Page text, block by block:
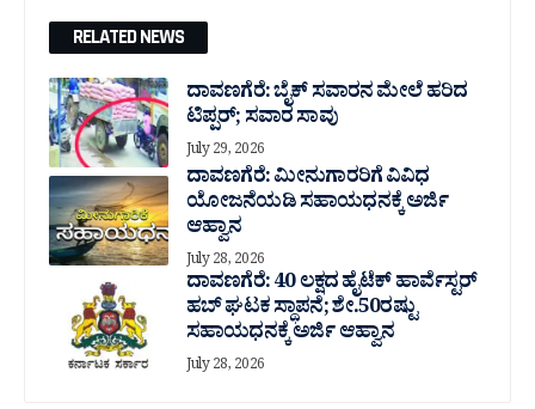
RELATED NEWS
ದಾವಣಗೆರೆ: ಬೈಕ್ ಸವಾರನ ಮೇಲೆ ಹರಿದ
ಟಿಪ್ಪರ್; ಸವಾರ ಸಾವು
July 29, 2026
ದಾವಣಗೆರೆ: ಮೀನುಗಾರರಿಗೆ ವಿವಿಧ
ಯೋಜನೆಯಡಿ ಸಹಾಯಧನಕ್ಕೆ ಅರ್ಜಿ
ಆಹ್ವಾನ
July 28, 2026
ದಾವಣಗೆರೆ: 40 ಲಕ್ಷದ ಹೈಟೆಕ್ ಹಾರ್ವೆಸ್ಟರ್
ಹಬ್ ಘಟಕ ಸ್ಥಾಪನೆ; ಶೇ.50ರಷ್ಟು
ಸಹಾಯಧನಕ್ಕೆ ಅರ್ಜಿ ಆಹ್ವಾನ
July 28, 2026